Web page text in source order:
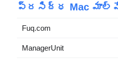
ప్రసిద్ధ Mac
Fuq.com
ManagerUnit